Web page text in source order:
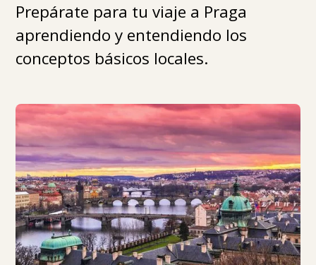
Prepárate para tu viaje a Praga
aprendiendo y entendiendo los
conceptos básicos locales.